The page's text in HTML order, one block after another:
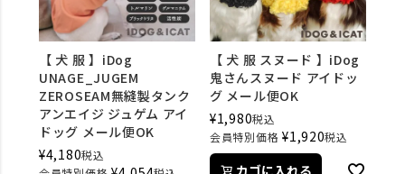
【 犬 服 】iDog
UNAGE_JUGEM
ZEROSEAM無縫製タンク
アンエイジ ジュゲム アイ
ドッグ メール便OK
¥4,180税込
【 犬 服 スヌード 】iDog
鬼さんスヌード アイドッ
グ メール便OK
¥1,980税込
会員特別価格 ¥1,920税込
カゴに入れる